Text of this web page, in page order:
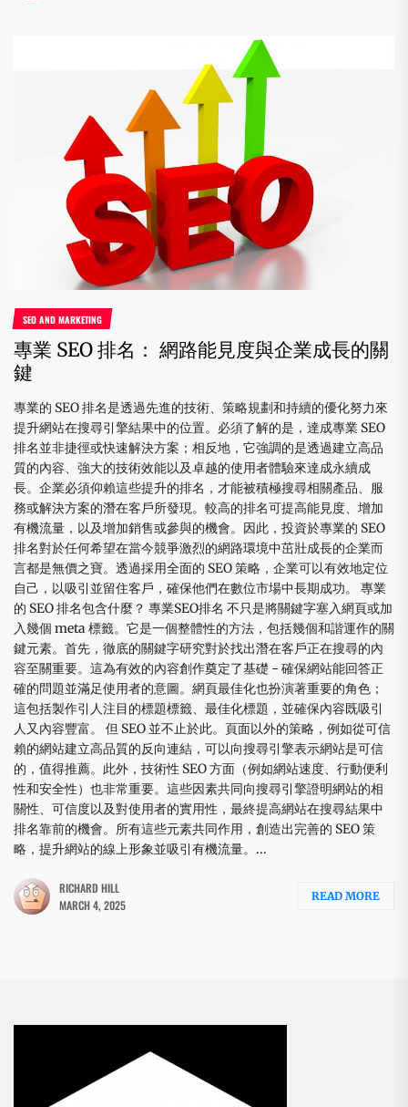
SEO AND MARKETING
專業 SEO 排名： 網路能見度與企業成長的關
鍵
專業的 SEO 排名是透過先進的技術、策略規劃和持續的優化努力來
提升網站在搜尋引擎結果中的位置。必須了解的是，達成專業 SEO
排名並非捷徑或快速解決方案；相反地，它強調的是透過建立高品
質的內容、強大的技術效能以及卓越的使用者體驗來達成永續成
長。企業必須仰賴這些提升的排名，才能被積極搜尋相關產品、服
務或解決方案的潛在客戶所發現。較高的排名可提高能見度、增加
有機流量，以及增加銷售或參與的機會。因此，投資於專業的 SEO
排名對於任何希望在當今競爭激烈的網路環境中茁壯成長的企業而
言都是無價之寶。透過採用全面的 SEO 策略，企業可以有效地定位
自己，以吸引並留住客戶，確保他們在數位市場中長期成功。 專業
的 SEO 排名包含什麼？ 專業SEO排名 不只是將關鍵字塞入網頁或加
入幾個 meta 標籤。它是一個整體性的方法，包括幾個和諧運作的關
鍵元素。首先，徹底的關鍵字研究對於找出潛在客戶正在搜尋的內
容至關重要。這為有效的內容創作奠定了基礎 - 確保網站能回答正
確的問題並滿足使用者的意圖。網頁最佳化也扮演著重要的角色；
這包括製作引人注目的標題標籤、最佳化標題，並確保內容既吸引
人又內容豐富。 但 SEO 並不止於此。頁面以外的策略，例如從可信
賴的網站建立高品質的反向連結，可以向搜尋引擎表示網站是可信
的，值得推薦。此外，技術性 SEO 方面（例如網站速度、行動便利
性和安全性）也非常重要。這些因素共同向搜尋引擎證明網站的相
關性、可信度以及對使用者的實用性，最終提高網站在搜尋結果中
排名靠前的機會。所有這些元素共同作用，創造出完善的 SEO 策
略，提升網站的線上形象並吸引有機流量。...
RICHARD HILL
MARCH 4, 2025
READ MORE